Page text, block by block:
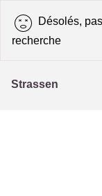
Désolés,
recherche
Strassen